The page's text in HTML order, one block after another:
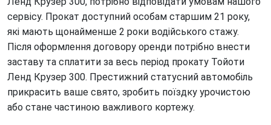
сервісу. Прокат доступний особам старшим 21 року,
які мають щонайменше 2 роки водійського стажу.
Після оформлення договору оренди потрібно внести
заставу та сплатити за весь період прокату Тойоти
Ленд Крузер 300. Престижний статусний автомобіль
прикрасить ваше свято, зробить поїздку урочистою
або стане частиною важливого кортежу.